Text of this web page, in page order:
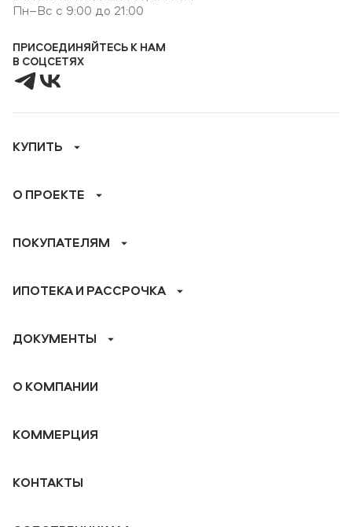
Пн–Вс с 9:00 до 21:00
ПРИСОЕДИНЯЙТЕСЬ К НАМ
В СОЦСЕТЯХ
КУПИТЬ
О ПРОЕКТЕ
ПОКУПАТЕЛЯМ
ИПОТЕКА И РАССРОЧКА
ДОКУМЕНТЫ
О КОМПАНИИ
КОММЕРЦИЯ
КОНТАКТЫ